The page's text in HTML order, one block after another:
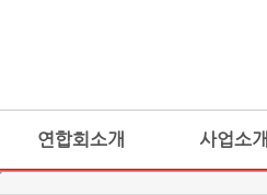
연합회소개 사업소개